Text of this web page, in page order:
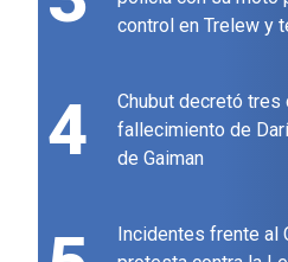
control en Trelew y
4
Chubut decretó
fallecimiento de
de Gaiman
Incidentes frente al